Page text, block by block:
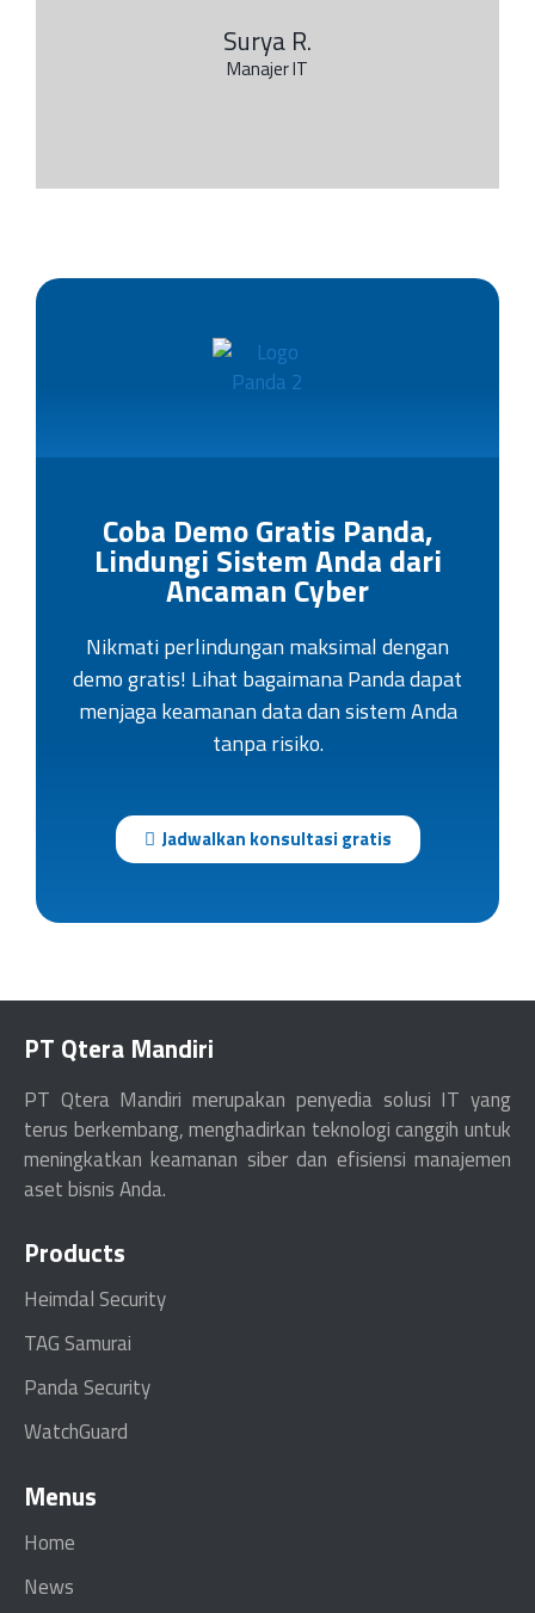
Surya R.
Manajer IT
Coba Demo Gratis Panda,
Lindungi Sistem Anda dari
Ancaman Cyber
Nikmati perlindungan maksimal dengan
demo gratis! Lihat bagaimana Panda dapat
menjaga keamanan data dan sistem Anda
tanpa risiko.
Jadwalkan konsultasi gratis
PT Qtera Mandiri
PT Qtera Mandiri merupakan penyedia solusi IT yang
terus berkembang, menghadirkan teknologi canggih untuk
meningkatkan keamanan siber dan efisiensi manajemen
aset bisnis Anda.
Products
Heimdal Security
TAG Samurai
Panda Security
WatchGuard
Menus
Home
News